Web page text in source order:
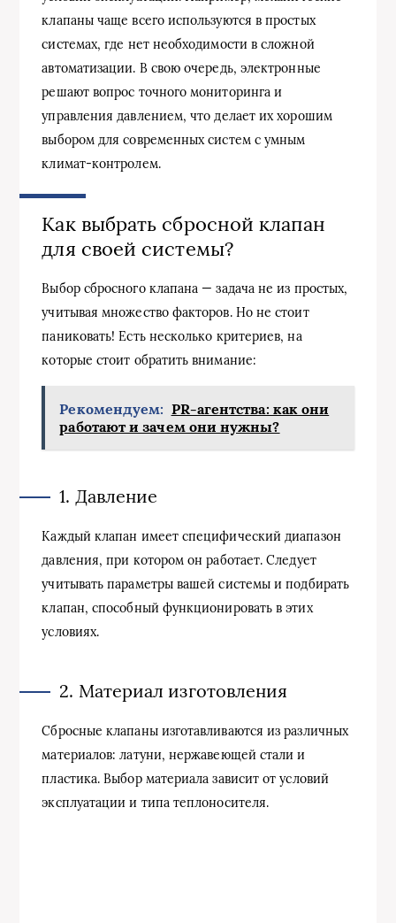
клапаны чаще всего используются в простых
системах, где нет необходимости в сложной
автоматизации. В свою очередь, электронные
решают вопрос точного мониторинга и
управления давлением, что делает их хорошим
выбором для современных систем с умным
климат-контролем.
Как выбрать сбросной клапан
для своей системы?
Выбор сбросного клапана — задача не из простых,
учитывая множество факторов. Но не стоит
паниковать! Есть несколько критериев, на
которые стоит обратить внимание:
Рекомендуем: PR-агентства: как они
работают и зачем они нужны?
1. Давление
Каждый клапан имеет специфический диапазон
давления, при котором он работает. Следует
учитывать параметры вашей системы и подбирать
клапан, способный функционировать в этих
условиях.
2. Материал изготовления
Сбросные клапаны изготавливаются из различных
материалов: латуни, нержавеющей стали и
пластика. Выбор материала зависит от условий
эксплуатации и типа теплоносителя.